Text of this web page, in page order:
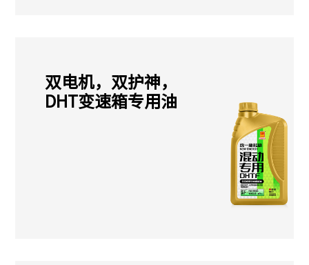
双电机，双护神，
DHT变速箱专用油